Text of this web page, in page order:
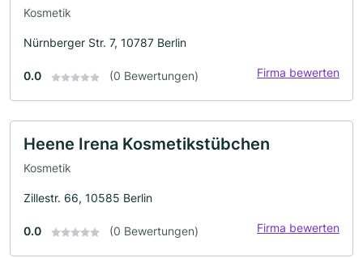
Kosmetik
Nürnberger Str. 7, 10787 Berlin
0.0 (0 Bewertungen) Firma bewerten
Heene Irena Kosmetikstübchen
Kosmetik
Zillestr. 66, 10585 Berlin
0.0 (0 Bewertungen) Firma bewerten